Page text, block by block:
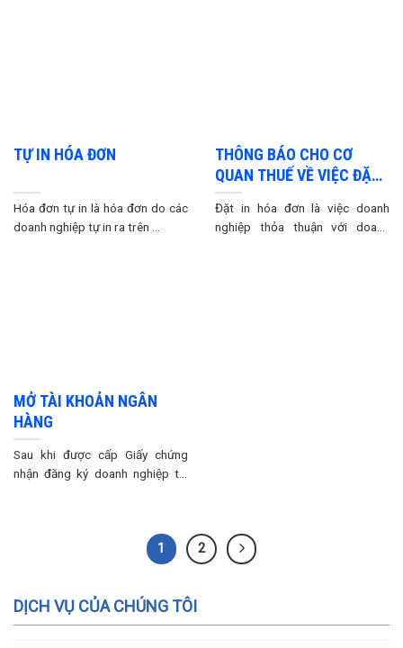
TỰ IN HÓA ĐƠN
Hóa đơn tự in là hóa đơn do các
doanh nghiệp tự in ra trên ...
THÔNG BÁO CHO CƠ
QUAN THUẾ VỀ VIỆC ĐẶT
IN HÓA ĐƠN LẦN ĐẦU
Đặt in hóa đơn là việc doanh
nghiệp thỏa thuận với doanh
MỞ TÀI KHOẢN NGÂN
HÀNG
Sau khi được cấp Giấy chứng
nhận đăng ký doanh nghiệp thì
1 2
DỊCH VỤ CỦA CHÚNG TÔI